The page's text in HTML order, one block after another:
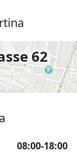
62
08:00-18:00